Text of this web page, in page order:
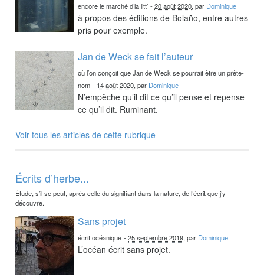
encore le marché d’la litt’ -20 août 2020, par Dominique
à propos des éditions de Bolaño, entre autres
pris pour exemple.
Jan de Weck se fait l’auteur
où l’on conçoit que Jan de Weck se pourrait être un prête-
nom - 14 août 2020, par Dominique
N’empêche qu’il dit ce qu’il pense et repense
ce qu’il dit. Ruminant.
Voir tous les articles de cette rubrique
Écrits d’herbe...
Étude, s’il se peut, après celle du signifiant dans la nature, de l’écrit que j’y
découvre.
Sans projet
écrit océanique -25 septembre 2019, par Dominique
L’océan écrit sans projet.